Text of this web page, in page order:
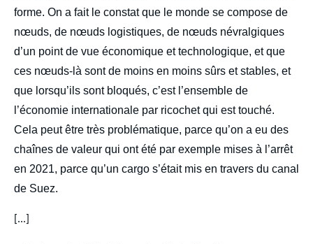
forme. On a fait le constat que le monde se compose de
nœuds, de nœuds logistiques, de nœuds névralgiques
d’un point de vue économique et technologique, et que
ces nœuds-là sont de moins en moins sûrs et stables, et
que lorsqu’ils sont bloqués, c’est l’ensemble de
l’économie internationale par ricochet qui est touché.
Cela peut être très problématique, parce qu’on a eu des
chaînes de valeur qui ont été par exemple mises à l’arrêt
en 2021, parce qu’un cargo s’était mis en travers du canal
de Suez.
[...]